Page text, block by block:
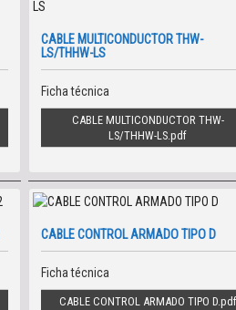
CABLE MULTICONDUCTOR THW-
LS/THHW-LS
Ficha técnica
CABLE MULTICONDUCTOR THW-
LS/THHW-LS
CABLE CONTROL ARMADO TIPO D
Ficha técnica
CABLE CONTROL ARMADO TIPO D